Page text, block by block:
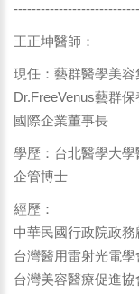
王正坤醫師：
現任：藝群醫學美容
Dr.FreeVenus藝群
國際企業董事長
學歷：台北醫學大
企管博士
經歷：
中華民國行政院政務
台灣醫用雷射光電
台灣美容醫療促進